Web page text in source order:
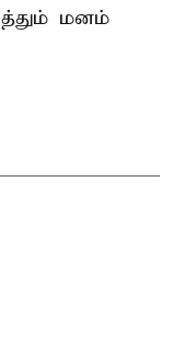
மனம்